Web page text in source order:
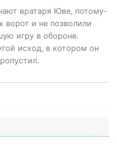
вратаря Юве, потому-
ворот и не позволили
игру в обороне.
исход, в котором он